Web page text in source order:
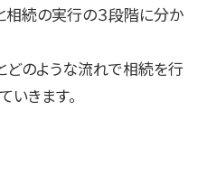
続の実行の３段階に分か
のような流れで相続を行
いきます。